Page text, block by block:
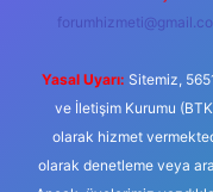
Yasal Uyarı: Sitemiz,
ve İletişim Kurumu
olarak hizmet
olarak denetleme veya